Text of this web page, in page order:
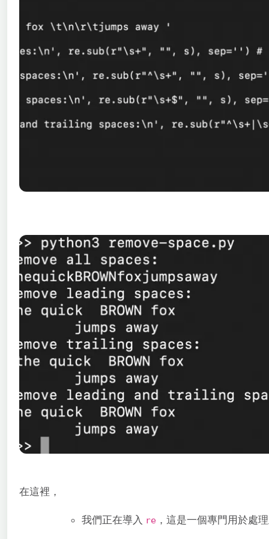
在這裡，
我們正在導入 re ，這是一個專門用於處